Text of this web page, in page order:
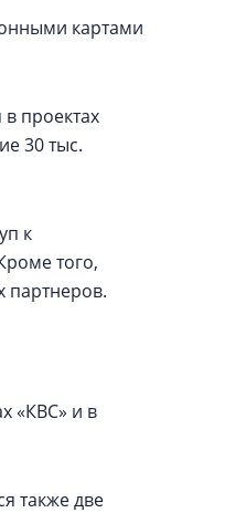
картами
проектах
30 тыс.
к
того,
партнеров.
«КВС» и в
также две